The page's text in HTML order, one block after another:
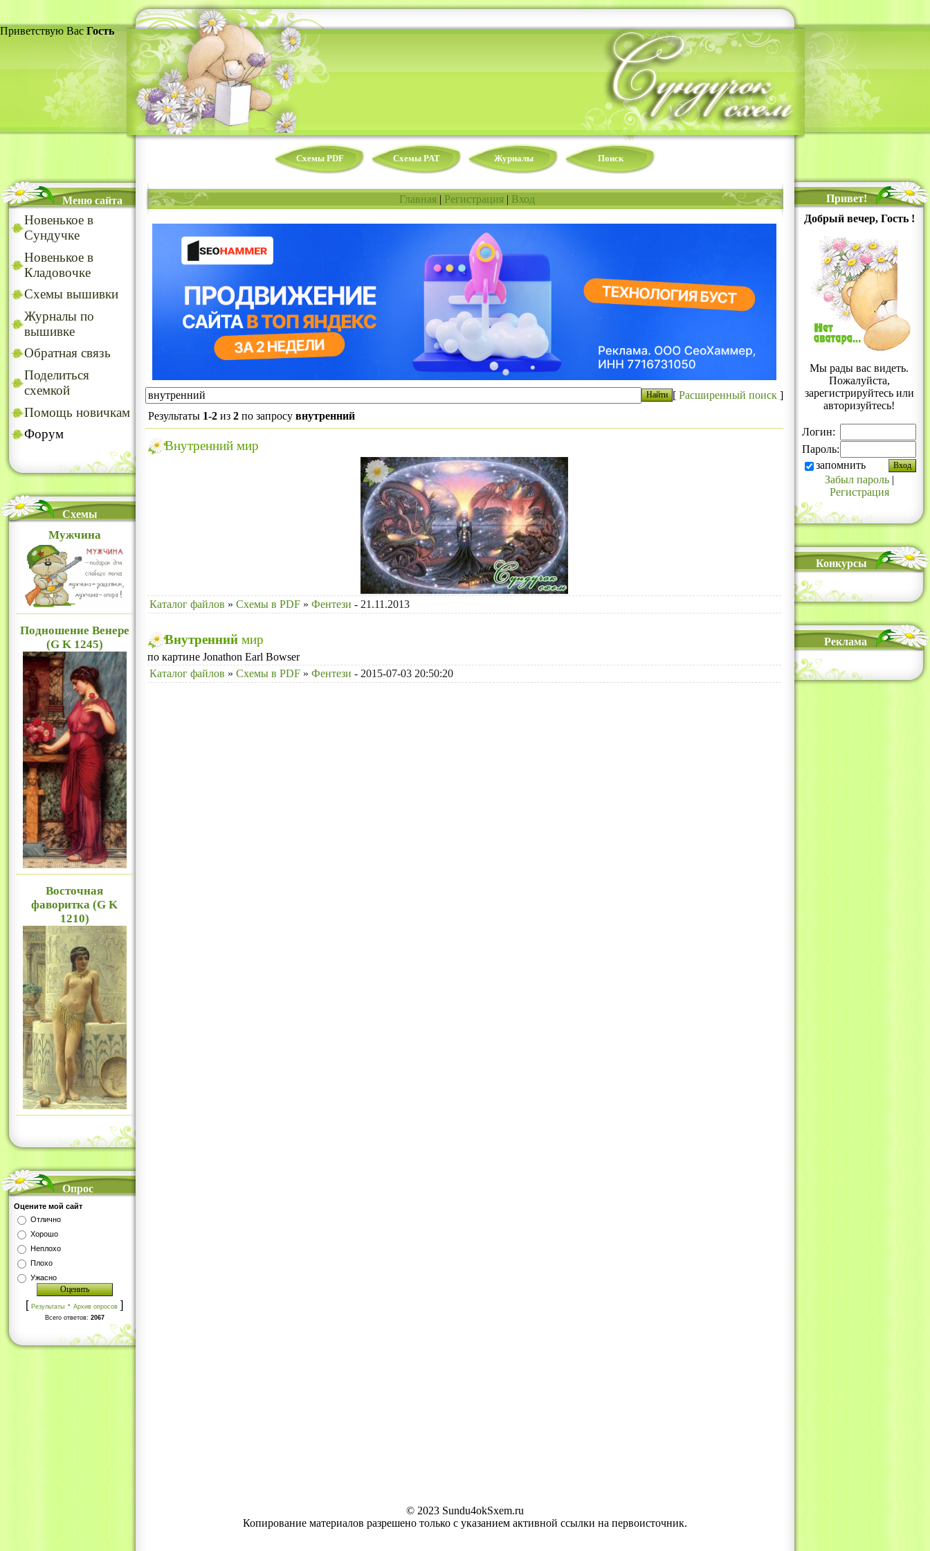
Приветствую Вас Гость
Схемы PDF Схемы PAT Журналы Поиск
Меню сайта
Новенькое в
Сундучке
Новенькое в
Кладовочке
Схемы вышивки
Журналы по
вышивке
Обратная связь
Поделиться
схемкой
Помощь новичкам
Форум
Схемы
Мужчина
Подношение Венере
(G K 1245)
Восточная
фаворитка (G K
1210)
Опрос
Оцените мой сайт
Отлично
Хорошо
Неплохо
Плохо
Ужасно
[ Результаты · Архив опросов ]
Всего ответов: 2067
Главная | Регистрация | Вход
[ Расширенный поиск ]
Результаты 1-2 из 2 по запросу внутренний
Внутренний мир
Каталог файлов » Схемы в PDF » Фентези - 21.11.2013
Внутренний мир
по картине Jonathon Earl Bowser
Каталог файлов » Схемы в PDF » Фентези - 2015-07-03 20:50:20
Привет!
Добрый вечер, Гость !
Мы рады вас видеть.
Пожалуйста,
зарегистрируйтесь или
авторизуйтесь!
Логин:
Пароль:
запомнить
Забыл пароль|
Регистрация
Конкурсы
Реклама
© 2023 Sundu4okSxem.ru
Копирование материалов разрешено только с указанием активной ссылки на первоисточник.